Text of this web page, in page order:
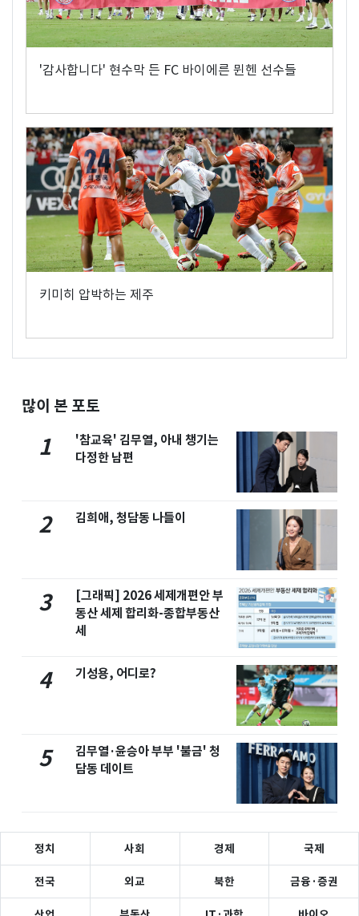
'감사합니다' 현수막 든 FC 바이에른 뮌헨 선수들
키미히 압박하는 제주
많이 본 포토
1
'참교육' 김무열, 아내 챙기는
다정한 남편
2 김희애, 청담동 나들이
3
[그래픽] 2026 세제개편안 부
동산 세제 합리화-종합부동산
세
4 기성용, 어디로?
5
김무열·윤승아 부부 '불금' 청
담동 데이트
정치 사회 경제 국제
전국 외교 북한 금융·증권